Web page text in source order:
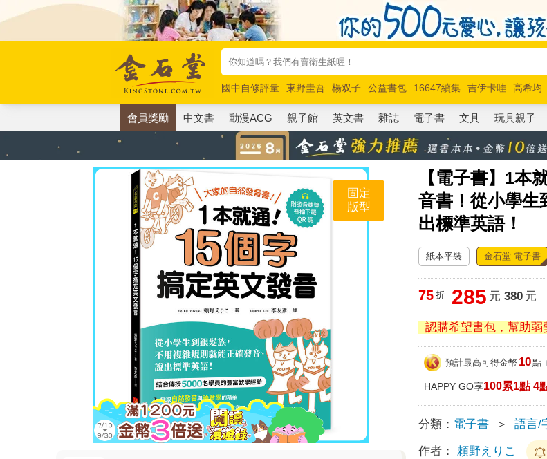
國中自修評量 東野圭吾 楊双子 公益書包 16647續集 吉伊卡哇 高希均
唯紅花綻放
奧德賽 路邊攤新作 馬斯克 玩具總動員5 超慢跑
會員獎勵 中文書 動漫ACG 親子館 英文書 雜誌 電子書 文具 玩具親子
【電子書】1本
音書！從小學生
出標準英語！
固定
版型
紙本平裝 金石堂 電子書
75 折 285 元 380元
認購希望書包，幫助弱
預計最高可得金幣 10點
HAPPY GO享100累1點 4
分類： 電子書 ＞ 語言/
作者： 頼野えりこ